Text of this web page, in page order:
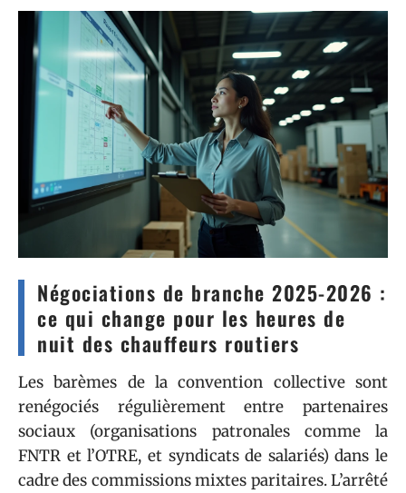
Négociations de branche 2025-2026 :
ce qui change pour les heures de
nuit des chauffeurs routiers
Les barèmes de la convention collective sont
renégociés régulièrement entre partenaires
sociaux (organisations patronales comme la
FNTR et l’OTRE, et syndicats de salariés) dans le
cadre des commissions mixtes paritaires. L’arrêté